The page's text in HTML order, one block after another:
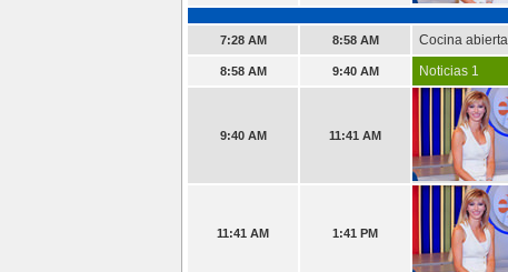
7:28 AM
8:58 AM Cocina abierta
8:58 AM 9:40 AM Noticias 1
9:40 AM 11:41 AM
11:41 AM 1:41 PM